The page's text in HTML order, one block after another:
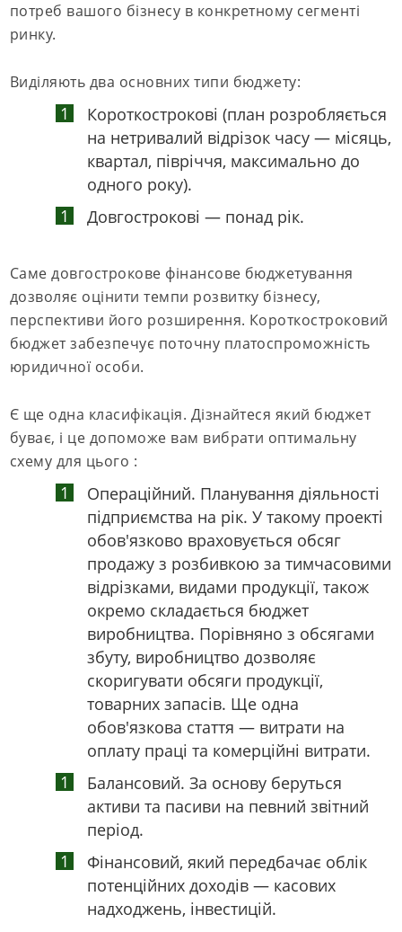
потреб вашого бізнесу в конкретному сегменті
ринку.
Виділяють два основних типи бюджету:
Короткострокові (план розробляється
на нетривалий відрізок часу — місяць,
квартал, півріччя, максимально до
одного року).
Довгострокові — понад рік.
Саме довгострокове фінансове бюджетування
дозволяє оцінити темпи розвитку бізнесу,
перспективи його розширення. Короткостроковий
бюджет забезпечує поточну платоспроможність
юридичної особи.
Є ще одна класифікація. Дізнайтеся який бюджет
буває, і це допоможе вам вибрати оптимальну
схему для цього :
Операційний. Планування діяльності
підприємства на рік. У такому проекті
обов'язково враховується обсяг
продажу з розбивкою за тимчасовими
відрізками, видами продукції, також
окремо складається бюджет
виробництва. Порівняно з обсягами
збуту, виробництво дозволяє
скоригувати обсяги продукції,
товарних запасів. Ще одна
обов'язкова стаття — витрати на
оплату праці та комерційні витрати.
Балансовий. За основу беруться
активи та пасиви на певний звітний
період.
Фінансовий, який передбачає облік
потенційних доходів — касових
надходжень, інвестицій.